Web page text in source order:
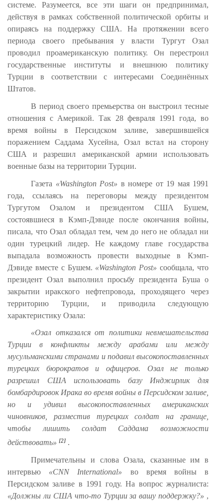
системе. Разумеется, все эти шаги он предпринимал,
действуя в рамках собственной политической орбиты и
опираясь на поддержку США. На протяжении всего
периода своего пребывания у власти Тургут Озал
проводил проамериканскую политику. Он перестроил
государственные институты и внешнюю политику
Турции в соответствии с интересами Соединённых
Штатов.
В период своего премьерства он выстроил тесные
отношения с Америкой. Так 28 февраля 1991 года, во
время войны в Персидском заливе, завершившейся
поражением Саддама Хусейна, Озал встал на сторону
США и разрешил американской армии использовать
военные базы на территории Турции.
Газета «Washington Post» в номере от 19 мая 1991
года, ссылаясь на переговоры между президентом
Тургутом Озалом и президентом США Бушем,
состоявшиеся в Кэмп-Дэвиде после окончания войны,
писала, что Озал обладал тем, чем до него не обладал ни
один турецкий лидер. Не каждому главе государства
выпадала возможность провести выходные в Кэмп-
Дэвиде вместе с Бушем. «Washington Post» сообщала, что
президент Озал выполнил просьбу президента Буша о
закрытии иракского нефтепровода, проходящего через
территорию Турции, и приводила следующую
характеристику Озала:
«Озал отказался от политики невмешательства
Турции в конфликты между арабами или между
мусульманскими странами и подавил высокопоставленных
турецких бюрократов и офицеров. Озал не только
разрешил США использовать базу Инджирлик для
бомбардировок Ирака во время войны в Персидском заливе,
но и удивил высокопоставленных американских
чиновников, разместив турецких солдат на границе,
чтобы лишить солдат Саддама возможности
действовать» [2] .
Примечательны и слова Озала, сказанные им в
интервью «CNN International»
во время войны в
Персидском заливе в 1991 году. На вопрос журналиста:
«Должны ли США что-то Турции за вашу поддержку?» ,